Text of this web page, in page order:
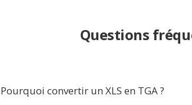
Questions
Pourquoi convertir un XLS en TGA ?